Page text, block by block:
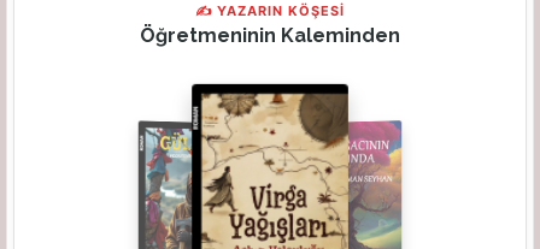
✍ YAZARIN KÖŞESİ
Öğretmeninin Kaleminden